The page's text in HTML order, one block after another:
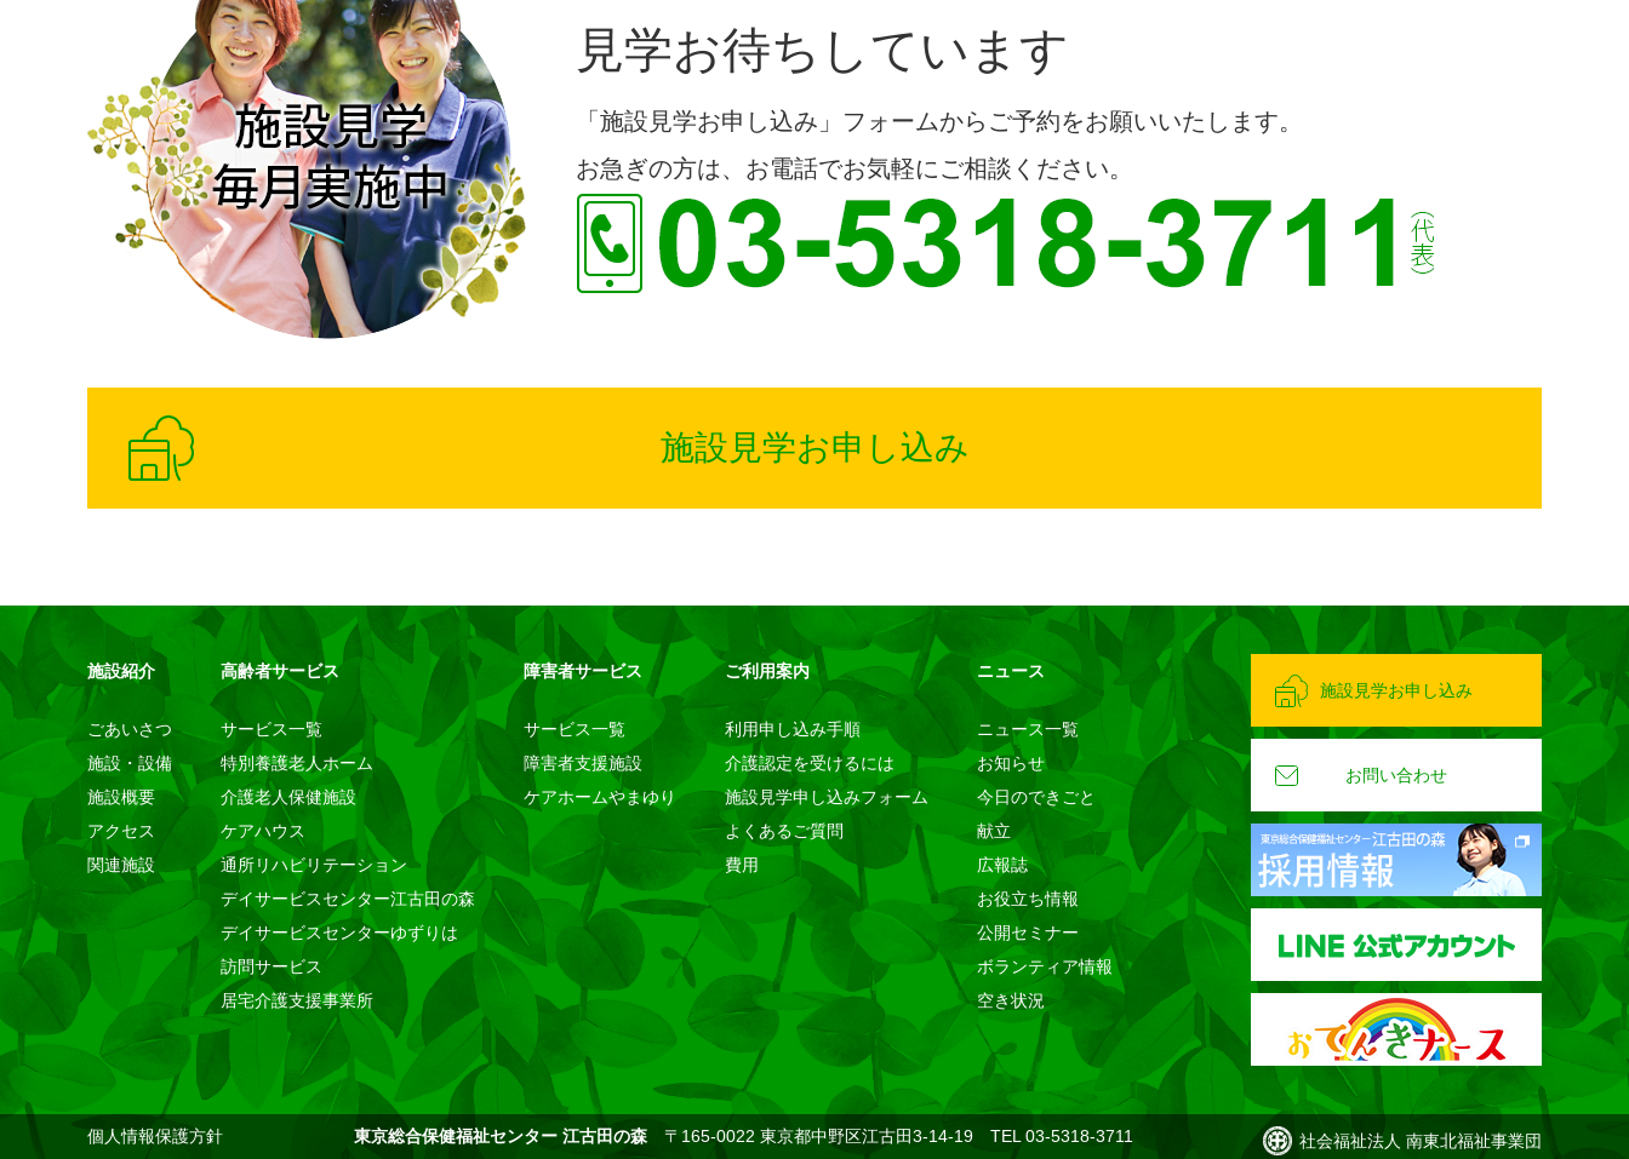
見学お待ちしています
「施設見学お申し込み」フォームからご予約をお願いいたします。
お急ぎの方は、お電話でお気軽にご相談ください。
施設見学お申し込み
施設紹介
ごあいさつ
施設・設備
施設概要
アクセス
関連施設
高齢者サービス
サービス一覧
特別養護老人ホーム
介護老人保健施設
ケアハウス
通所リハビリテーション
デイサービスセンター江古田の森
デイサービスセンターゆずりは
訪問サービス
居宅介護支援事業所
障害者サービス
サービス一覧
障害者支援施設
ケアホームやまゆり
ご利用案内
利用申し込み手順
介護認定を受けるには
施設見学申し込みフォーム
よくあるご質問
費用
ニュース
ニュース一覧
お知らせ
今日のできごと
献立
広報誌
お役立ち情報
公開セミナー
ボランティア情報
空き状況
施設見学お申し込み
お問い合わせ
個人情報保護方針 東京総合保健福祉センター 江古田の森 〒165-0022 東京都中野区江古田3-14-19 TEL 03-5318-3711 社会福祉法人 南東北福祉事業団